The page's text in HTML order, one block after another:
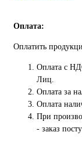
Оплата:
Оплатить
Оплата с
Лиц.
Оплата за
Оплата
При
- заказ